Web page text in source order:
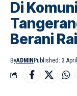
Di
Berani
ByADMIN Published: 3